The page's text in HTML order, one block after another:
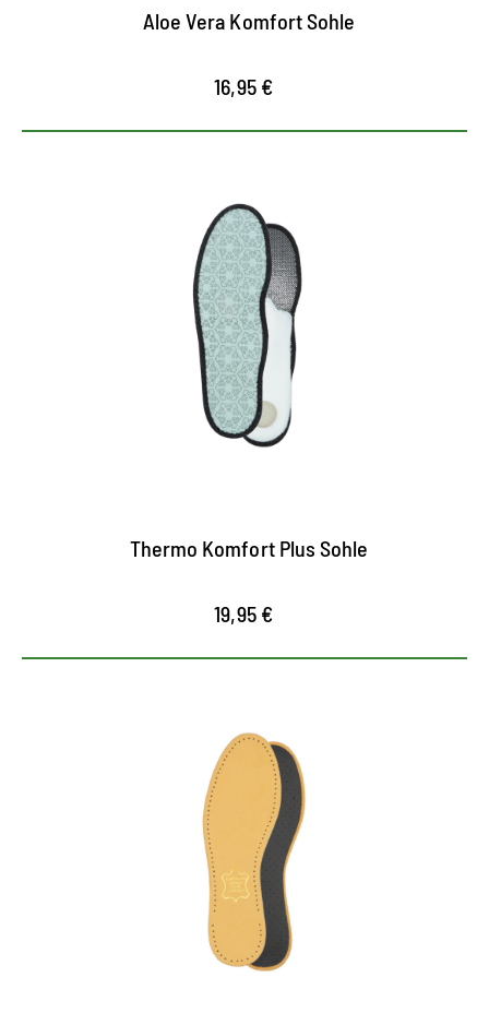
Aloe Vera Komfort Sohle
16,95 €
Maximaler Kälteschutz
Lässt die Kälte draußen und hält Füße wohlig
Lauffläche aus reinem Fleece sorgt für
angenehme Wärme
Thermo Komfort Plus Sohle
19,95 €
Die hochwertige Luxor Ledersohle ausgestattet mit
einem polsternden Latex-Schaum und Aktivkohle-
Filter sorgt für maximalen Tragekomfort und gleichzeig
angenehme Frische in allen Kinderschuhen.